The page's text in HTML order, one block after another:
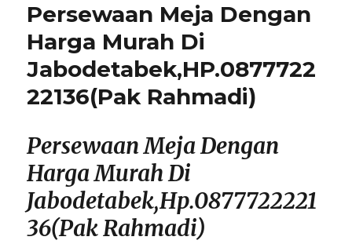
Persewaan Meja Dengan
Harga Murah Di
Jabodetabek,HP.0877722
22136(Pak Rahmadi)
Persewaan Meja Dengan
Harga Murah Di
Jabodetabek,Hp.0877722221
36(Pak Rahmadi)